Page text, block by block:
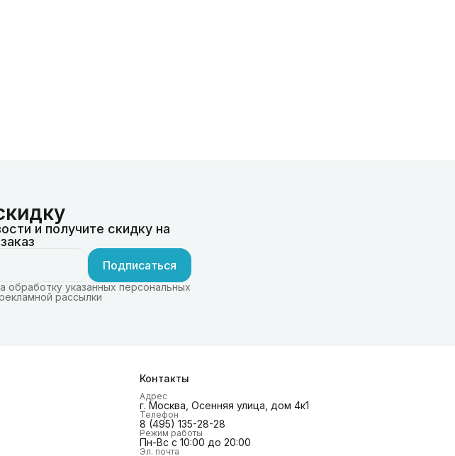
и получите скидку на
Подписаться
указанных персональных
рассылки
Контакты
Адрес
г. Москва, Осенняя улица, дом 4к1
Телефон
8 (495) 135-28-28
Режим работы
Пн-Вс с 10:00 до 20:00
Эл. почта